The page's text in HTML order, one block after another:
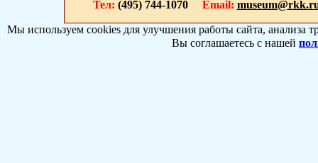
Тел: (495) 744-1070 Email:
Мы используем cookies для улучшения работы сайта, анализа
Вы соглашаетесь с нашей